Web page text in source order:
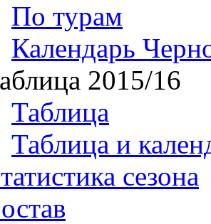
По турам
Календарь
2015/16
Таблица
Таблица и
сезона